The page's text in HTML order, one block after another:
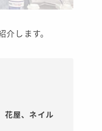
します。
花屋、ネイル